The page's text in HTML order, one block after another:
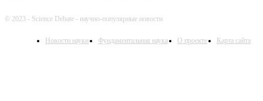
© 2023 - Science Debate - научно-популярные новости
Новости науки Фундаментальная наука О проекте Карта сайта